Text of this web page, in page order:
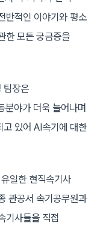
반적인 이야기와 평소
한 모든 궁금증을
팀장은
분야가 더욱 늘어나며
고 있어 AI속기에 대한
일한 현직속기사
관공서 속기공무원과
기사들을 직접